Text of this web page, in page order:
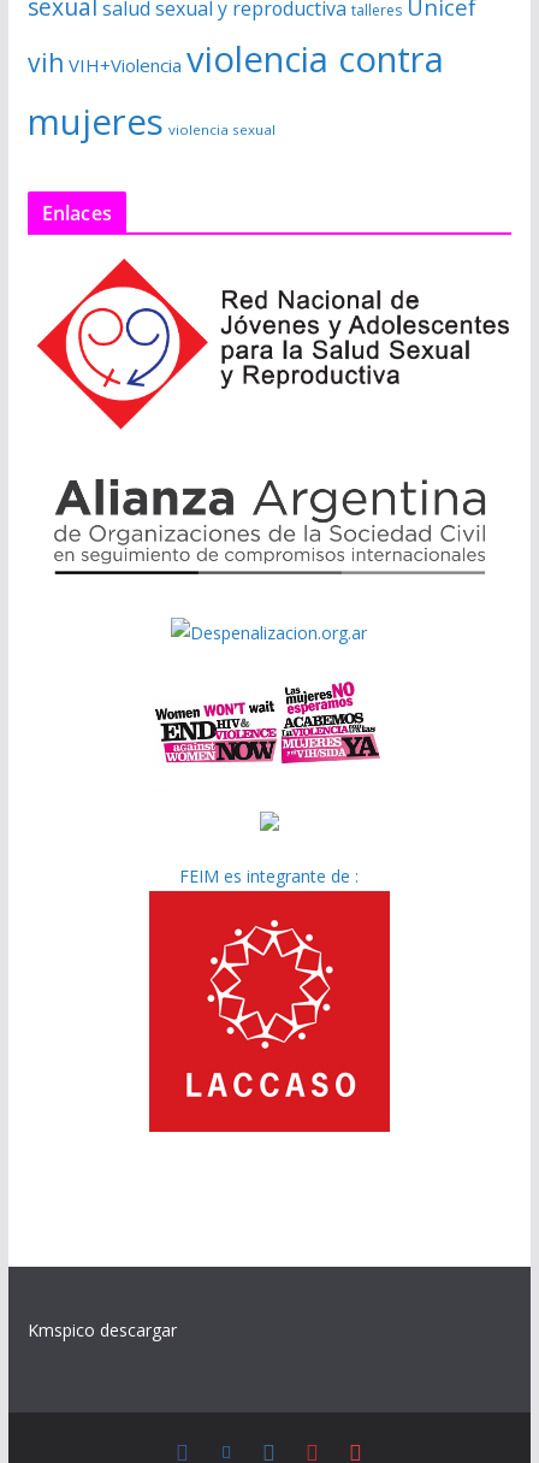
sexual salud sexual y reproductiva talleres Unicef
vih VIH+Violencia violencia contra
mujeres violencia sexual
Enlaces
FEIM es integrante de :
Kmspico descargar